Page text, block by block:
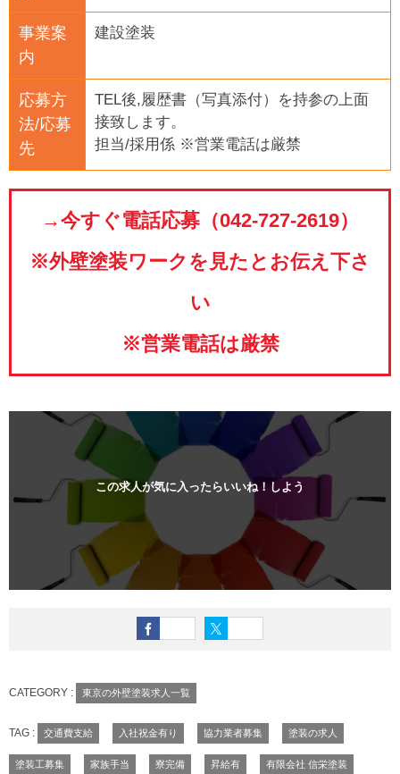
事業案
内
建設塗装
応募方
法/応募
先
TEL後,履歴書（写真添付）を持参の上面
接致します。
担当/採用係 ※営業電話は厳禁
→今すぐ電話応募（042-727-2619）
※外壁塗装ワークを見たとお伝え下さ
い
※営業電話は厳禁
この求人が気に入ったらいいね！しよう
CATEGORY : 東京の外壁塗装求人一覧
TAG : 交通費支給 入社祝金有り 協力業者募集 塗装の求人
塗装工募集 家族手当 寮完備 昇給有 有限会社 信栄塗装